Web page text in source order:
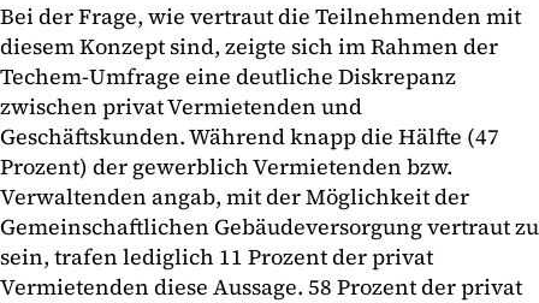
Bei der Frage, wie vertraut die Teilnehmenden mit
diesem Konzept sind, zeigte sich im Rahmen der
Techem-Umfrage eine deutliche Diskrepanz
zwischen privat Vermietenden und
Geschäftskunden. Während knapp die Hälfte (47
Prozent) der gewerblich Vermietenden bzw.
Verwaltenden angab, mit der Möglichkeit der
Gemeinschaftlichen Gebäudeversorgung vertraut zu
sein, trafen lediglich 11 Prozent der privat
Vermietenden diese Aussage. 58 Prozent der privat